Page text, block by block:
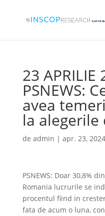
23 APRILIE
PSNEWS:
avea
la alegerile
de admin | apr. 23, 2024
PSNEWS: Doar 30,8%
Romania lucrurile se
procentul fiind in
fata de acum o luna,